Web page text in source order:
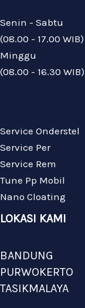
Senin - Sabtu
(08.00 - 17.00 WIB)
Minggu
(08.00 - 16.30 WIB)
Service Onderstel
Service Per
Service Rem
Tune Pp Mobil
Nano Cloating
LOKASI KAMI
BANDUNG
PURWOKERTO
TASIKMALAYA